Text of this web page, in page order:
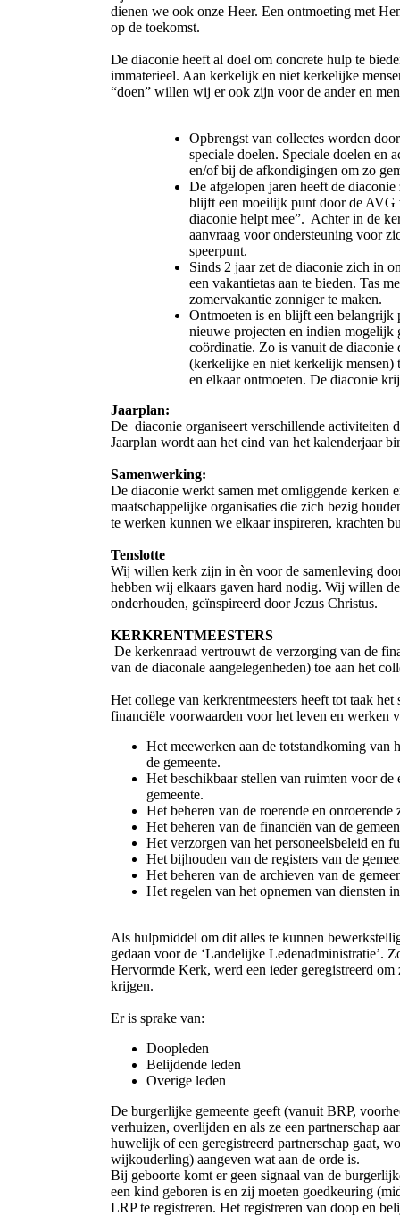
dienen we ook onze Heer. Een ontmoeting met
op de toekomst.
De diaconie heeft al doel om concrete hulp te
immaterieel. Aan kerkelijk en niet kerkelijke
“doen” willen wij er ook zijn voor de ander en
Opbrengst van collectes worden
speciale doelen. Speciale doelen
en/of bij de afkondigingen om zo
De afgelopen jaren heeft de
blijft een moeilijk punt door de AVG
diaconie helpt mee”. Achter in de
aanvraag voor ondersteuning voor
speerpunt.
Sinds 2 jaar zet de diaconie zich in
een vakantietas aan te bieden. Tas
zomervakantie zonniger te maken.
Ontmoeten is en blijft een belangrijk
nieuwe projecten en indien mogelijk
coördinatie. Zo is vanuit de diaconie
(kerkelijke en niet kerkelijk mensen)
en elkaar ontmoeten. De diaconie
Jaarplan:
De diaconie organiseert verschillende activiteiten
Jaarplan wordt aan het eind van het kalenderjaar
Samenwerking:
De diaconie werkt samen met omliggende kerken
maatschappelijke organisaties die zich bezig
te werken kunnen we elkaar inspireren, krachten
Tenslotte
Wij willen kerk zijn in èn voor de samenleving
hebben wij elkaars gaven hard nodig. Wij willen
onderhouden, geïnspireerd door Jezus Christus.
KERKRENTMEESTERS
De kerkenraad vertrouwt de verzorging van de
van de diaconale aangelegenheden) toe aan het
Het college van kerkrentmeesters heeft tot taak
financiële voorwaarden voor het leven en werken
Het meewerken aan de totstandkoming van
de gemeente.
Het beschikbaar stellen van ruimten voor
gemeente.
Het beheren van de roerende en onroerende
Het beheren van de financiën van de
Het verzorgen van het personeelsbeleid en
Het bijhouden van de registers van de
Het beheren van de archieven van de
Het regelen van het opnemen van diensten
Als hulpmiddel om dit alles te kunnen
gedaan voor de ‘Landelijke Ledenadministratie’.
Hervormde Kerk, werd een ieder geregistreerd
krijgen.
Er is sprake van:
Doopleden
Belijdende leden
Overige leden
De burgerlijke gemeente geeft (vanuit BRP,
verhuizen, overlijden en als ze een partnerschap
huwelijk of een geregistreerd partnerschap gaat,
wijkouderling) aangeven wat aan de orde is.
Bij geboorte komt er geen signaal van de
een kind geboren is en zij moeten goedkeuring
LRP te registreren. Het registreren van doop en